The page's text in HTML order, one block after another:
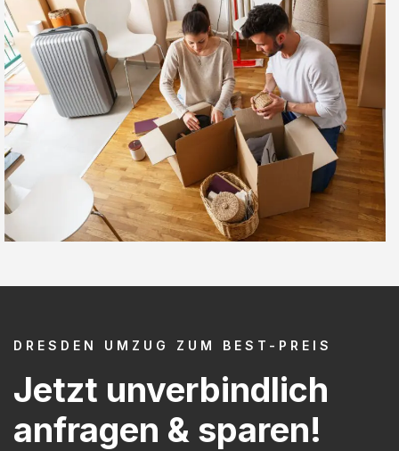
DRESDEN UMZUG ZUM BEST-PREIS
Jetzt unverbindlich
anfragen & sparen!